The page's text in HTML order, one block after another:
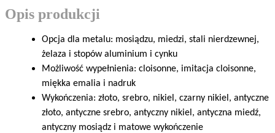
Opis produkcji
Opcja dla metalu: mosiądzu, miedzi, stali nierdzewnej,
żelaza i stopów aluminium i cynku
Możliwość wypełnienia: cloisonne, imitacja cloisonne,
miękka emalia i nadruk
Wykończenia: złoto, srebro, nikiel, czarny nikiel, antyczne
złoto, antyczne srebro, antyczny nikiel, antyczna miedź,
antyczny mosiądz i matowe wykończenie